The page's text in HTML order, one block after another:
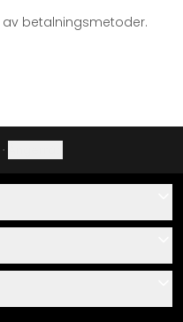
betalningsmetoder.
·